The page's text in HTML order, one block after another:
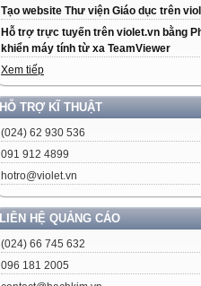
Tạo website Thư viện Giáo dục trên
Hỗ trợ trực tuyến trên violet.vn bằng
khiển máy tính từ xa TeamViewer
Xem tiếp
HỖ TRỢ KĨ THUẬT
(024) 62 930 536
091 912 4899
hotro@violet.vn
LIÊN HỆ QUẢNG CÁO
(024) 66 745 632
096 181 2005